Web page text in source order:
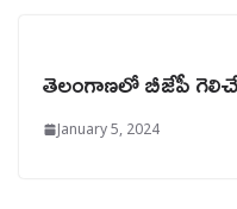
తెలంగాణలో బీజేపీ గెలిచే
January 5, 2024